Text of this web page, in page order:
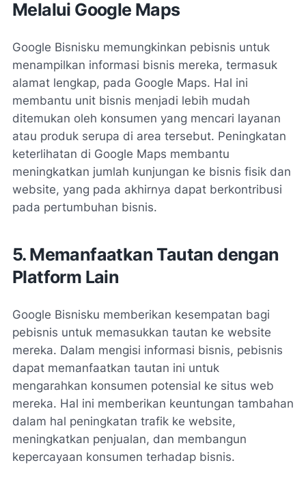
Melalui Google Maps
Google Bisnisku memungkinkan pebisnis untuk
menampilkan informasi bisnis mereka, termasuk
alamat lengkap, pada Google Maps. Hal ini
membantu unit bisnis menjadi lebih mudah
ditemukan oleh konsumen yang mencari layanan
atau produk serupa di area tersebut. Peningkatan
keterlihatan di Google Maps membantu
meningkatkan jumlah kunjungan ke bisnis fisik dan
website, yang pada akhirnya dapat berkontribusi
pada pertumbuhan bisnis.
5. Memanfaatkan Tautan dengan
Platform Lain
Google Bisnisku memberikan kesempatan bagi
pebisnis untuk memasukkan tautan ke website
mereka. Dalam mengisi informasi bisnis, pebisnis
dapat memanfaatkan tautan ini untuk
mengarahkan konsumen potensial ke situs web
mereka. Hal ini memberikan keuntungan tambahan
dalam hal peningkatan trafik ke website,
meningkatkan penjualan, dan membangun
kepercayaan konsumen terhadap bisnis.